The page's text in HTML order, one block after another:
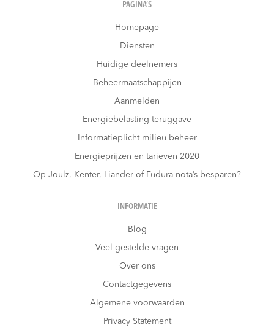
PAGINA’S
Homepage
Diensten
Huidige deelnemers
Beheermaatschappijen
Aanmelden
Energiebelasting teruggave
Informatieplicht milieu beheer
Energieprijzen en tarieven 2020
Op Joulz, Kenter, Liander of Fudura nota’s besparen?
INFORMATIE
Blog
Veel gestelde vragen
Over ons
Contactgegevens
Algemene voorwaarden
Privacy Statement